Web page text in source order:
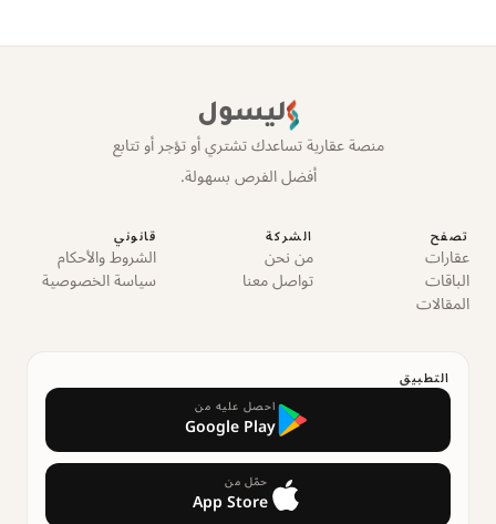
ليسول
منصة عقارية تساعدك تشتري أو تؤجر أو تتابع
أفضل الفرص بسهولة.
تصفح
عقارات
الباقات
المقالات
الشركة
من نحن
تواصل معنا
قانوني
الشروط والأحكام
سياسة الخصوصية
التطبيق
احصل عليه من
Google Play
حمّل من
App Store